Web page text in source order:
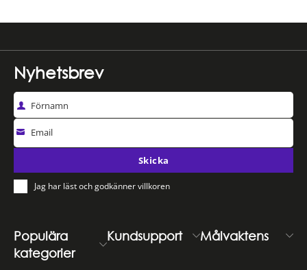
Populära
kategorier
Kundsupport Målvaktens
Nyhetsbrev
Förnamn
Email
Skicka
Jag har läst och godkänner villkoren